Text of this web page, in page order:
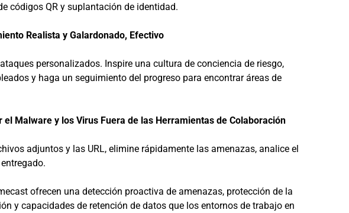
códigos QR y suplantación de identidad.
Realista y Galardonado, Efectivo
personalizados. Inspire una cultura de conciencia de riesgo,
y haga un seguimiento del progreso para encontrar áreas de
Malware y los Virus Fuera de las Herramientas de Colaboración
adjuntos y las URL, elimine rápidamente las amenazas, analice el
ofrecen una detección proactiva de amenazas, protección de la
y capacidades de retención de datos que los entornos de trabajo en